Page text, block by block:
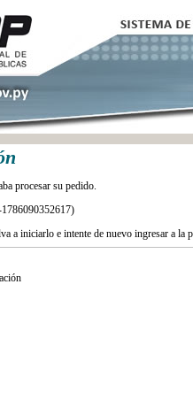
procesar su pedido.
a iniciarlo e intente de nuevo ingresar a la